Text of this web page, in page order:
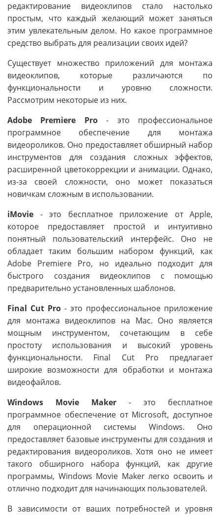
редактирование видеоклипов стало настолько
простым, что каждый желающий может заняться
этим увлекательным делом. Но какое программное
средство выбрать для реализации своих идей?
Существует множество приложений для монтажа
видеоклипов, которые различаются по
функциональности и уровню сложности.
Рассмотрим некоторые из них.
Adobe Premiere Pro- это профессиональное
программное обеспечение для монтажа
видеороликов. Оно предоставляет обширный набор
инструментов для создания сложных эффектов,
расширенной цветокоррекции и анимации. Однако,
из-за своей сложности, оно может показаться
новичкам сложным в использовании.
iMovie - это бесплатное приложение от Apple,
которое предоставляет простой и интуитивно
понятный пользовательский интерфейс. Оно не
обладает таким большим набором функций, как
Adobe Premiere Pro, но идеально подходит для
быстрого создания видеоклипов с помощью
предварительно установленных шаблонов.
Final Cut Pro - это профессиональное приложение
для монтажа видеоклипов на Mac. Оно является
мощным инструментом, сочетающим в себе
простоту использования и высокий уровень
функциональности. Final Cut Pro предлагает
широкие возможности для обработки и монтажа
видеофайлов.
Windows Movie Maker - это бесплатное
программное обеспечение от Microsoft, доступное
для операционной системы Windows. Оно
предоставляет базовые инструменты для создания и
редактирования видеороликов. Хотя оно не имеет
такого обширного набора функций, как другие
программы, Windows Movie Maker легко освоить и
отлично подходит для начинающих пользователей.
В зависимости от ваших потребностей и уровня